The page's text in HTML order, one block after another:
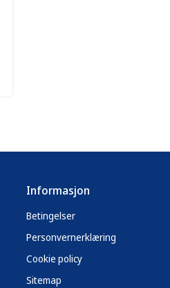
Informasjon
Betingelser
Personvernerklæring
Cookie policy
Sitemap